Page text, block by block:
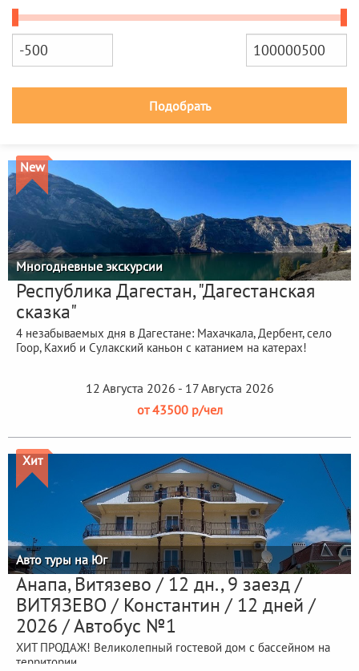
Подобрать
New
Многодневные экскурсии
Республика Дагестан, "Дагестанская
сказка"
4 незабываемых дня в Дагестане: Махачкала, Дербент, село
Гоор, Кахиб и Сулакский каньон с катанием на катерах!
12 Августа 2026 - 17 Августа 2026
от 43500 р/чел
Хит
Авто туры на Юг
Анапа, Витязево / 12 дн., 9 заезд /
ВИТЯЗЕВО / Константин / 12 дней /
2026 / Автобус №1
ХИТ ПРОДАЖ! Великолепный гостевой дом с бассейном на
территории.